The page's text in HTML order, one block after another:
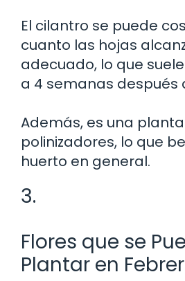
El cilantro se puede
cuanto las hojas
adecuado, lo que
a 4 semanas después
Además, es una
polinizadores, lo que
huerto en general.
3.
Flores que se
Plantar en